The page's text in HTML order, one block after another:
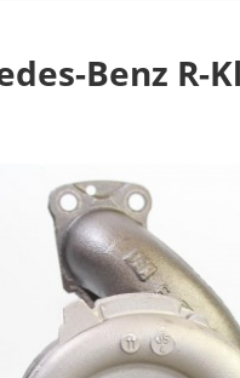
Benz R-